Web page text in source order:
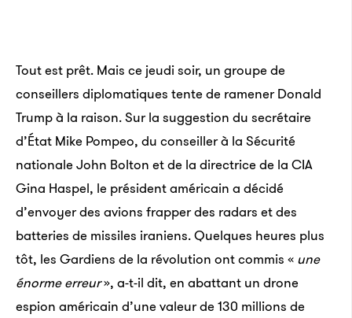
Tout est prêt. Mais ce jeudi soir, un groupe de
conseillers diplomatiques tente de ramener Donald
Trump à la raison. Sur la suggestion du secrétaire
d’État Mike Pompeo, du conseiller à la Sécurité
nationale John Bolton et de la directrice de la CIA
Gina Haspel, le président américain a décidé
d’envoyer des avions frapper des radars et des
batteries de missiles iraniens. Quelques heures plus
tôt, les Gardiens de la révolution ont commis « une
énorme erreur», a-t-il dit, en abattant un drone
espion américain d’une valeur de 130 millions de